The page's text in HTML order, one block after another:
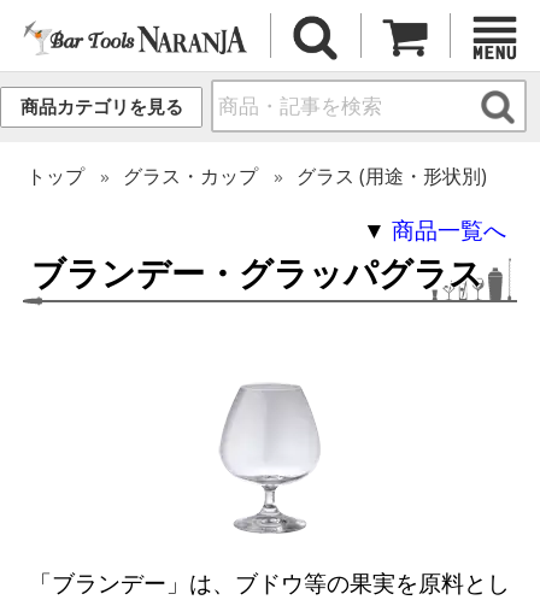
商品カテゴリを見る
トップ グラス・カップ グラス (用途・形状別)
ブランデー・グラッパグラス
▼商品一覧へ
「ブランデー」は、ブドウ等の果実を原料とし